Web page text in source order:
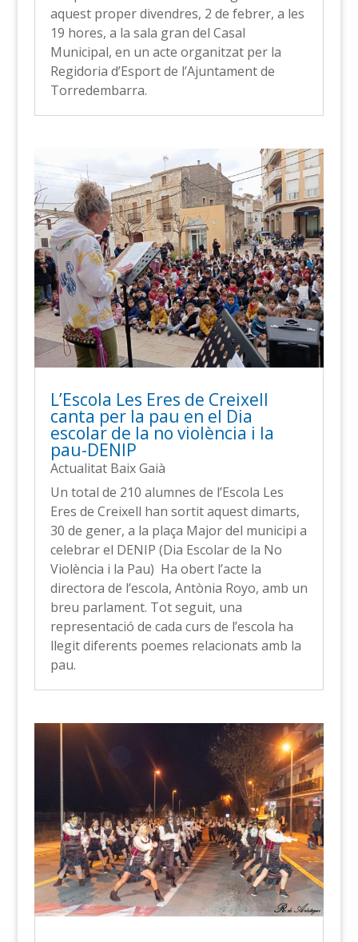
aquest proper divendres, 2 de febrer, a les
19 hores, a la sala gran del Casal
Municipal, en un acte organitzat per la
Regidoria d’Esport de l’Ajuntament de
Torredembarra.
L’Escola Les Eres de Creixell
canta per la pau en el Dia
escolar de la no violència i la
pau-DENIP
Actualitat Baix Gaià
Un total de 210 alumnes de l’Escola Les
Eres de Creixell han sortit aquest dimarts,
30 de gener, a la plaça Major del municipi a
celebrar el DENIP (Dia Escolar de la No
Violència i la Pau) Ha obert l’acte la
directora de l’escola, Antònia Royo, amb un
breu parlament. Tot seguit, una
representació de cada curs de l’escola ha
llegit diferents poemes relacionats amb la
pau.